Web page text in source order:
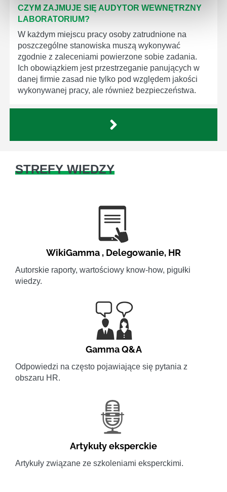
CZYM ZAJMUJE SIĘ AUDYTOR WEWNĘTRZNY
LABORATORIUM?
W każdym miejscu pracy osoby zatrudnione na
poszczególne stanowiska muszą wykonywać
zgodnie z zaleceniami powierzone sobie zadania.
Ich obowiązkiem jest przestrzeganie panujących w
danej firmie zasad nie tylko pod względem jakości
wykonywanej pracy, ale również bezpieczeństwa.
STREFY WIEDZY
WikiGamma , Delegowanie, HR
Autorskie raporty, wartościowy know-how, pigułki
wiedzy.
Gamma Q&A
Odpowiedzi na często pojawiające się pytania z
obszaru HR.
Artykuły eksperckie
Artykuły związane ze szkoleniami eksperckimi.